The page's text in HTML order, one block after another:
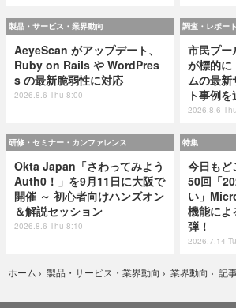
製品・サービス・業界動向
AeyeScan がアップデート、
Ruby on Rails や WordPres
s の最新脆弱性に対応
2026.8.6 Thu 8:00
調査・レポー
市民プー
が標的に
ムの最
ト事例を
2026.8.6
研修・セミナー・カンファレンス
Okta Japan「さわってみよう
Auth0！」を9月11日に大阪で
開催 ～ 初心者向けハンズオン
＆解説セッション
2026.8.6 Thu 8:10
特集
今日もど
50回「
い」
機能によ
弾！
2026.7.14
ホーム › 製品・サービス・業界動向 › 業界動向 › 記